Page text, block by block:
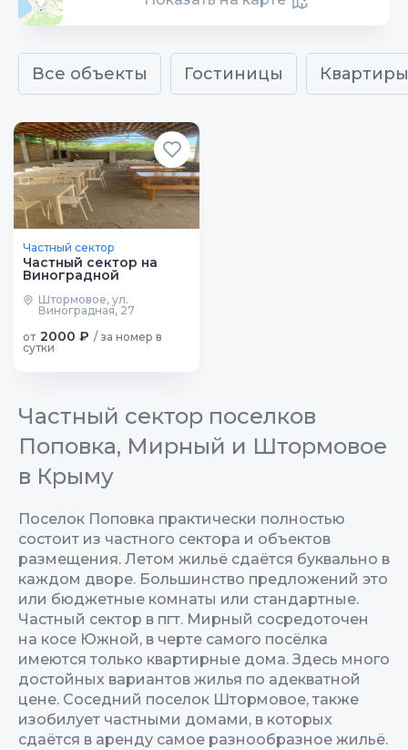
Все объекты Гостиницы Квартиры
Частный сектор
Частный сектор на
Виноградной
Штормовое, ул.
Виноградная, 27
от 2000 ₽ / за номер в
сутки
Частный сектор поселков
Поповка, Мирный и Штормовое
в Крыму
Поселок Поповка практически полностью
состоит из частного сектора и объектов
размещения. Летом жильё сдаётся буквально в
каждом дворе. Большинство предложений это
или бюджетные комнаты или стандартные.
Частный сектор в пгт. Мирный сосредоточен
на косе Южной, в черте самого посёлка
имеются только квартирные дома. Здесь много
достойных вариантов жилья по адекватной
цене. Соседний поселок Штормовое, также
изобилует частными домами, в которых
сдаётся в аренду самое разнообразное жильё.